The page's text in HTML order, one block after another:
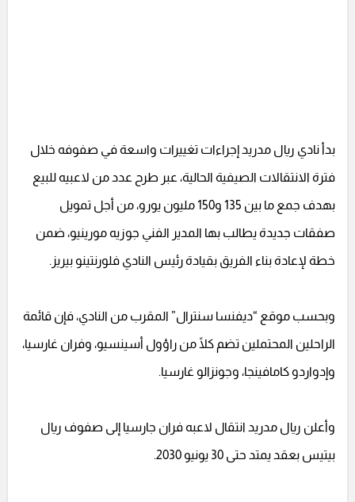
بدأ نادي ريال مدريد إجراءات تغييرات واسعة في صفوفه خلال
فترة الانتقالات الصيفية الحالية، عبر طرح عدد من لاعبيه للبيع
بهدف جمع ما بين 135 و150 مليون يورو، من أجل تمويل
صفقات جديدة يطالب بها المدير الفني جوزيه مورينيو، ضمن
خطة لإعادة بناء الفريق بقيادة رئيس النادي فلورنتينو بيريز.
وبحسب موقع “ديفنسا سنترال” المقرب من النادي، فإن قائمة
الراحلين المحتملين تضم كلًا من راؤول أسينسيو، وفران غارسيا،
وإدواردو كامافينجا، وجونزالو غارسيا.
وأعلن ريال مدريد انتقال لاعبه فران جارسيا إلى صفوف ريال
بيتيس بعقد يمتد حتى 30 يونيو 2030.